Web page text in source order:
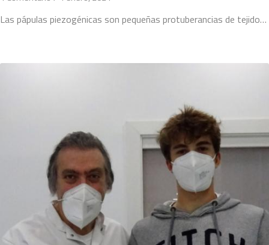
Las pápulas piezogénicas son pequeñas protuberancias de tejido…